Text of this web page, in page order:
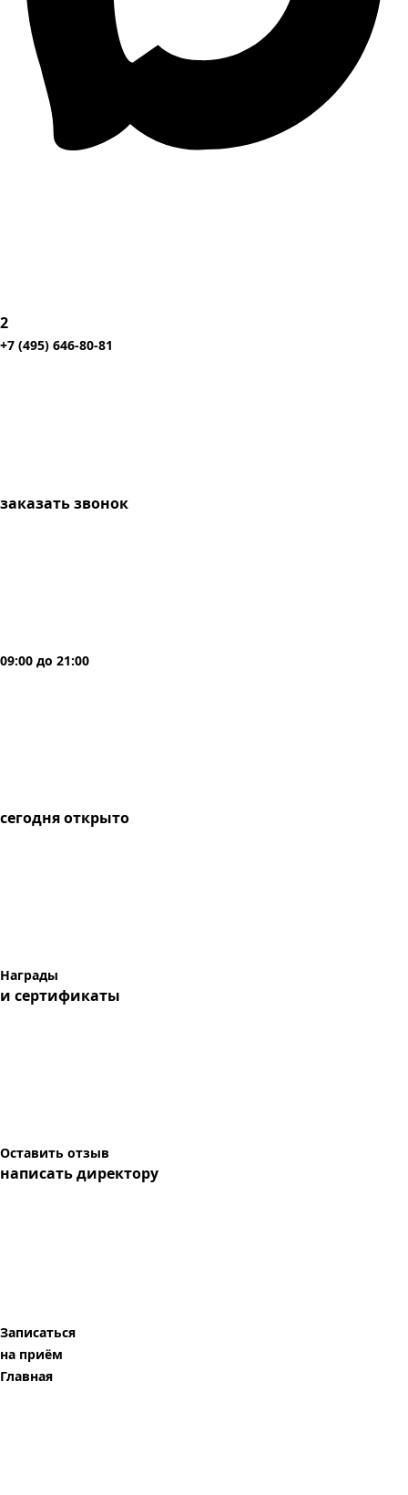
2
+7 (495) 646-80-81
заказать звонок
09:00 до 21:00
сегодняоткрыто
Награды
и сертификаты
Оставить отзыв
написать директору
Записаться
на приём
Главная